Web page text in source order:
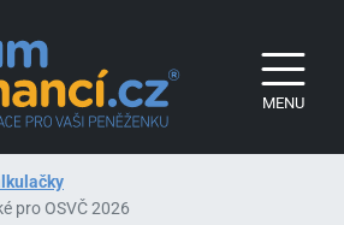
MENU
pro OSVČ 2026